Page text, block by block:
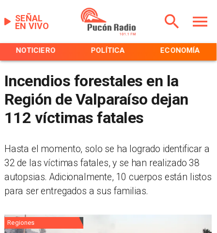
EN VIVO
SEÑAL
NOTICIERO POLÍTICA ECONOMÍA
Incendios forestales en la
Región de Valparaíso dejan
112 víctimas fatales
Hasta el momento, solo se ha logrado identificar a
32 de las víctimas fatales, y se han realizado 38
autopsias. Adicionalmente, 10 cuerpos están listos
para ser entregados a sus familias.
Regiones